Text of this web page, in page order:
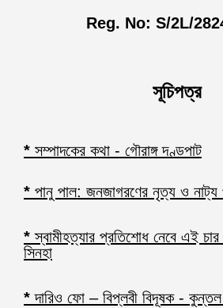
Reg. No: S/2L/
সূচিপত্র
* সম্পাদকের কথা - গৌরাঙ্গ দণ্ডপাট
* পানু পাল: জনজাগরণের নৃত্য ও নাট্য
* স্বামীহত্যার প্রতিশোধ নেবে এই
সিনহা
* দারিও ফো – বিপ্লবী বিদূষক - কুন্তল